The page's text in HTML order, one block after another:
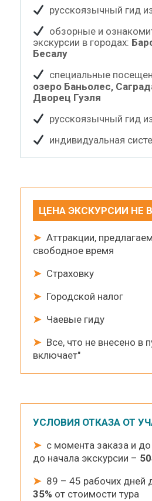
русскоязычный гид
обзорные и
экскурсии в городах:
Бесалу
специальные
озеро Баньолес,
Дворец Гуэля
русскоязычный гид
индивидуальная
ЦЕНА ЭКСКУРСИИ НЕ
➤Аттракции,
свободное время
➤Страховку
➤Городской налог
➤Чаевые гиду
➤Все, что не внесено в
включает"
УСЛОВИЯ ОТКАЗА ОТ
➤с момента заказа и до
до начала экскурсии –
➤89 – 45 рабочих дней
35% от стоимости тура